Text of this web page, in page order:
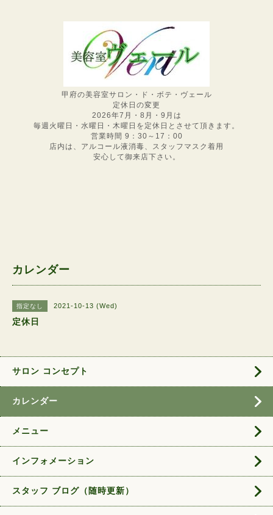
甲府の美容室サロン・ド・ボテ・ヴェール
定休日の変更
2026年7月・8月・9月は
毎週火曜日・水曜日・木曜日を定休日とさせて頂きます。
営業時間 9：30～17：00
店内は、アルコール液消毒、スタッフマスク着用
安心して御来店下さい。
カレンダー
指定なし 2021-10-13 (Wed)
定休日
サロン コンセプト
カレンダー
メニュー
インフォメーション
スタッフ ブログ（随時更新）